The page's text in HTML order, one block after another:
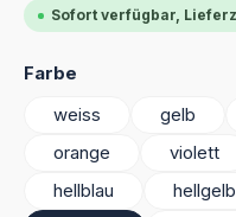
Sofort verfügbar,
Farbe
weiss
gelb
orange
violett
hellblau
hellgelb